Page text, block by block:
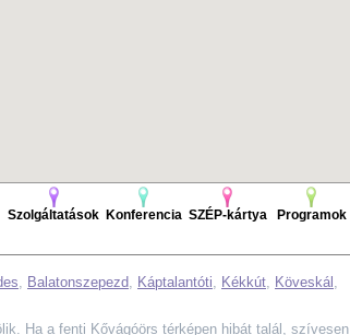
Szolgáltatások Konferencia SZÉP-kártya Programok
, Balatonszepezd, Káptalantóti, Kékkút, Köveskál ,
Ha a fenti Kővágóörs térképen hibát talál, szívesen